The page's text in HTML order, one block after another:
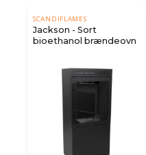
SCANDIFLAMES
Jackson - Sort
bioethanol brændeovn